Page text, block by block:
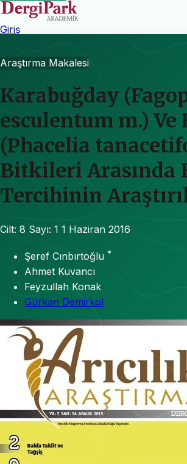
Giriş
Araştırma Makalesi
Karabuğday
esculentum m.) Ve
(Phacelia
Bitkileri Arasında
Tercihinin
Cilt: 8 Sayı: 1 1 Haziran 2016
Şeref Cınbırtoğlu *
Ahmet Kuvancı
Feyzullah Konak
Gürkan Demirkol